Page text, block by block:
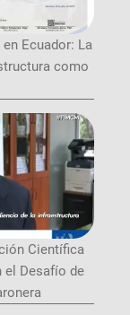
Ecuador: La
como
Científica
el Desafío de